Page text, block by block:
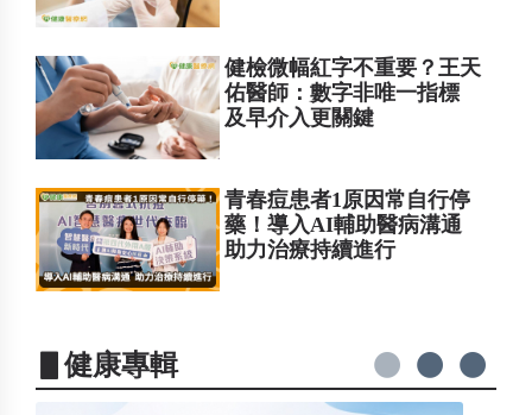
健檢微幅紅字不重要？王天
佑醫師：數字非唯一指標
及早介入更關鍵
青春痘患者1原因常自行停
藥！導入AI輔助醫病溝通
助力治療持續進行
▋健康專輯